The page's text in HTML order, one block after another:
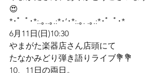
😍
*･゜ﾟ･*:.｡..｡.:*･’･*:.｡. .｡.:*･゜ﾟ･*
6月11日(日)10:30
やまがた楽器店さん店頭にて
たなかみどり弾き語りライブ💐💐
10、11日の両日。